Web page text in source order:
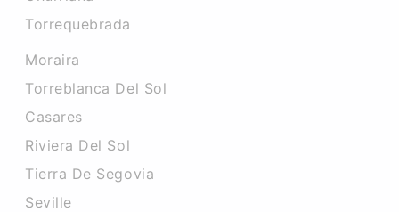
Torrequebrada
Moraira
Torreblanca Del Sol
Casares
Riviera Del Sol
Tierra De Segovia
Seville